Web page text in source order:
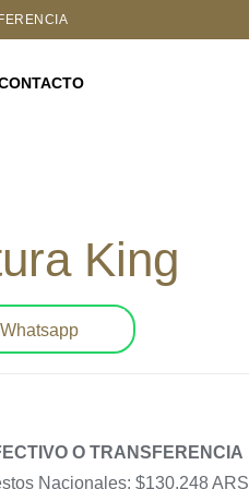
King
O TRANSFERENCIA
Nacionales: $130,248 ARS